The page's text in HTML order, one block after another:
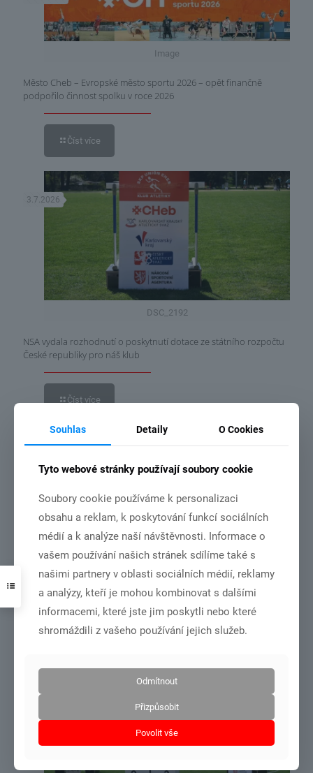
Image
Město Cheb – Evropské město sportu 2026 – opět finančně
podpořilo činnost spolku v roce 2026
Číst více
DSC_2192
3.7.2026
NSA vydala rozhodnutí o poskytnutí dotace ze státního rozpočtu
České republiky pro náš klub
Číst více
DSC01001
MČR dorost+junioři – Olomouc 27.6.-28.6.2026
Souhlas Detaily O Cookies
Tyto webové stránky používají soubory cookie
Soubory cookie používáme k personalizaci
obsahu a reklam, k poskytování funkcí sociálních
médií a k analýze naší návštěvnosti. Informace o
vašem používání našich stránek sdílíme také s
našimi partnery v oblasti sociálních médií, reklamy
a analýzy, kteří je mohou kombinovat s dalšími
informacemi, které jste jim poskytli nebo které
shromáždili z vašeho používání jejich služeb.
Odmítnout
Přizpůsobit
Povolit vše